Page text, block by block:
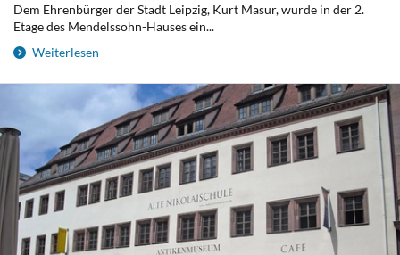
Dem Ehrenbürger der Stadt Leipzig, Kurt Masur, wurde in der 2.
Etage des Mendelssohn-Hauses ein...
Weiterlesen